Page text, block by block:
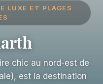
LUXE ET PLAGES
chic au nord-est de
est la destination